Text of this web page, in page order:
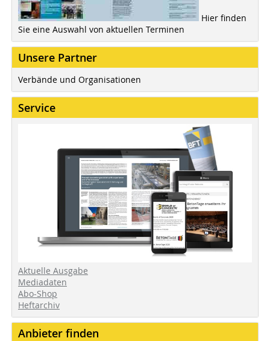
Hier finden
Sie eine Auswahl von aktuellen Terminen
Unsere Partner
Verbände und Organisationen
Service
Aktuelle Ausgabe
Mediadaten
Abo-Shop
Heftarchiv
Anbieter finden